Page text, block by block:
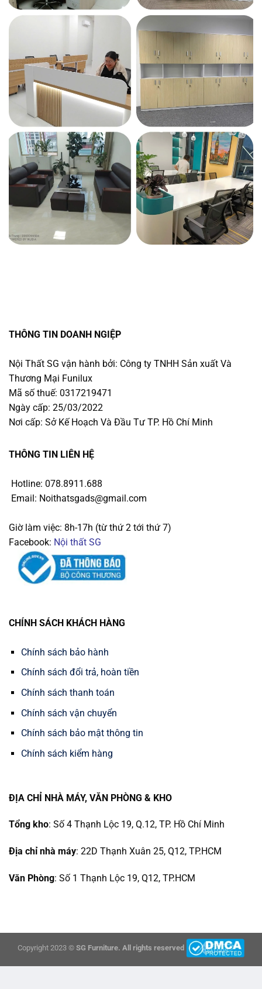
THÔNG TIN DOANH NGIỆP
Nội Thất SG vận hành bởi: Công ty TNHH Sản xuất Và
Thương Mại Funilux
Mã số thuế: 0317219471
Ngày cấp: 25/03/2022
Nơi cấp: Sở Kế Hoạch Và Đầu Tư TP. Hồ Chí Minh
THÔNG TIN LIÊN HỆ
Hotline: 078.8911.688
Email: Noithatsgads@gmail.com
Giờ làm việc: 8h-17h (từ thứ 2 tới thứ 7)
Facebook: Nội thất SG
CHÍNH SÁCH KHÁCH HÀNG
Chính sách bảo hành
Chính sách đổi trả, hoàn tiền
Chính sách thanh toán
Chính sách vận chuyển
Chính sách bảo mật thông tin
Chính sách kiểm hàng
ĐỊA CHỈ NHÀ MÁY, VĂN PHÒNG & KHO
Tổng kho: Số 4 Thạnh Lộc 19, Q.12, TP. Hồ Chí Minh
Địa chỉ nhà máy: 22D Thạnh Xuân 25, Q12, TP.HCM
Văn Phòng: Số 1 Thạnh Lộc 19, Q12, TP.HCM
Copyright 2023 © SG Furniture. All rights reserved